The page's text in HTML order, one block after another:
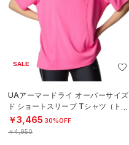
SALE
UAアーマードライ オーバーサイズ
ド ショートスリーブ Tシャツ（トレ
ーニング/WOMEN）
￥3,465 30%OFF
￥4,950